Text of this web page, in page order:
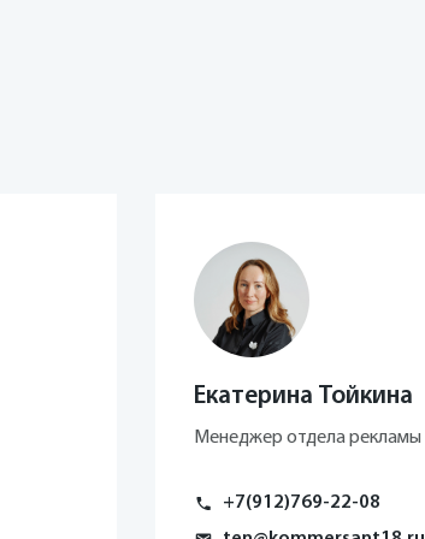
есть выделенный земельный
под парковую зону. Когда мы
будут приниматься
парка, поскольку гораздо
с нуля»,— рассказал господин
Екатерина Тойкина
Менеджер отдела рекламы
+7(912)769-22-08